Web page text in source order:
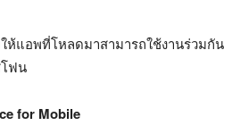
ห้แอพที่โหลดมาสามารถใช้งานร่วมกัน
ฟน
for Mobile